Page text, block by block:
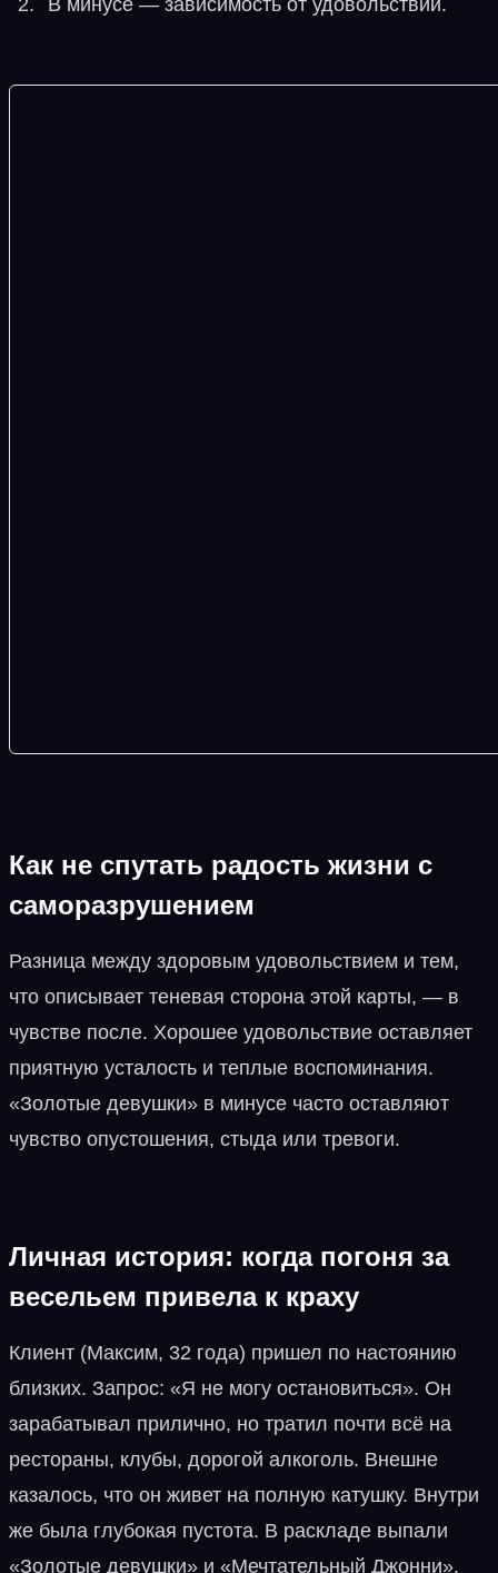
Как не спутать радость жизни с
саморазрушением
Разница между здоровым удовольствием и тем,
что описывает теневая сторона этой карты, — в
чувстве после. Хорошее удовольствие оставляет
приятную усталость и теплые воспоминания.
«Золотые девушки» в минусе часто оставляют
чувство опустошения, стыда или тревоги.
Личная история: когда погоня за
весельем привела к краху
Клиент (Максим, 32 года) пришел по настоянию
близких. Запрос: «Я не могу остановиться». Он
зарабатывал прилично, но тратил почти всё на
рестораны, клубы, дорогой алкоголь. Внешне
казалось, что он живет на полную катушку. Внутри
же была глубокая пустота. В раскладе выпали
«Золотые девушки» и «Мечтательный Джонни».